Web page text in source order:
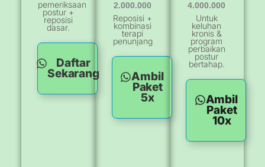
pemeriksaan
postur +
reposisi
dasar.
Daftar
Sekarang
2.000.000
Reposisi +
kombinasi
terapi
penunjang
Ambil
Paket
5x
4.000.000
Untuk
keluhan
kronis &
program
perbaikan
postur
bertahap.
Ambil
Paket
10x